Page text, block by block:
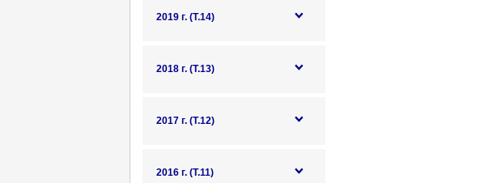
2019 г. (Т.14)
2018 г. (Т.13)
2017 г. (Т.12)
2016 г. (Т.11)